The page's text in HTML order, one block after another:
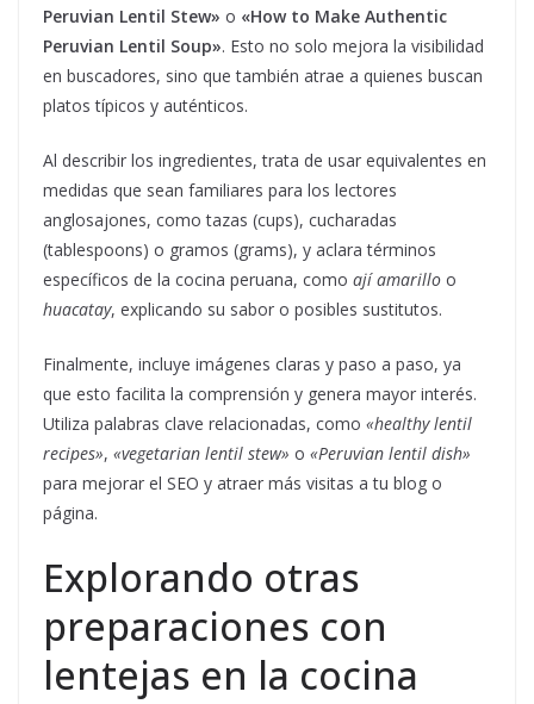
Peruvian Lentil Stew» o «How to Make Authentic
Peruvian Lentil Soup». Esto no solo mejora la visibilidad
en buscadores, sino que también atrae a quienes buscan
platos típicos y auténticos.
Al describir los ingredientes, trata de usar equivalentes en
medidas que sean familiares para los lectores
anglosajones, como tazas (cups), cucharadas
(tablespoons) o gramos (grams), y aclara términos
específicos de la cocina peruana, como ají amarillo o
huacatay, explicando su sabor o posibles sustitutos.
Finalmente, incluye imágenes claras y paso a paso, ya
que esto facilita la comprensión y genera mayor interés.
Utiliza palabras clave relacionadas, como «healthy lentil
recipes», «vegetarian lentil stew» o «Peruvian lentil dish»
para mejorar el SEO y atraer más visitas a tu blog o
página.
Explorando otras
preparaciones con
lentejas en la cocina